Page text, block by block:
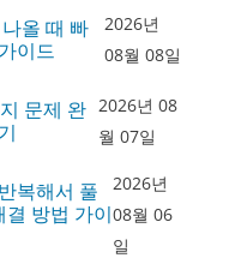
올 때 빠
이드
2026년
08월 08일
문제 완 2026년 08
월 07일
복해서 풀
결 방법 가이
2026년
08월 06
일